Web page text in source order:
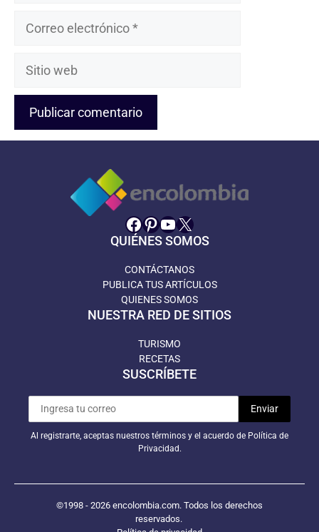
Sitio
Facebook
Pinterest
YouTube
X
QUIÉNES SOMOS
CONTÁCTANOS
PUBLICA TUS ARTÍCULOS
QUIENES SOMOS
NUESTRA RED DE SITIOS
TURISMO
RECETAS
SUSCRÍBETE
Al registrarte, aceptas nuestros términos y el acuerdo de Política de
Privacidad.
©1998 - 2026 encolombia.com. Todos los derechos
reservados.